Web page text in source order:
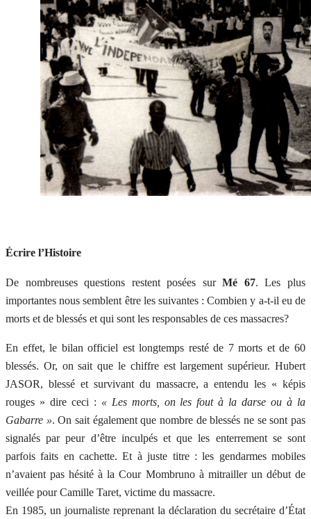
Écrire l’Histoire
De nombreuses questions restent posées surMé 67. Les plus
importantes nous semblent être les suivantes : Combien y a-t-il eu de
morts et de blessés et qui sont les responsables de ces massacres?
En effet, le bilan officiel est longtemps resté de 7 morts et de 60
blessés. Or, on sait que le chiffre est largement supérieur. Hubert
JASOR, blessé et survivant du massacre, a entendu les « képis
rouges » dire ceci : « Les morts, on les fout à la darse ou à la
Gabarre ». On sait également que nombre de blessés ne se sont pas
signalés par peur d’être inculpés et que les enterrement se sont
parfois faits en cachette. Et à juste titre : les gendarmes mobiles
n’avaient pas hésité à la Cour Mombruno à mitrailler un début de
veillée pour Camille Taret, victime du massacre.
En 1985, un journaliste reprenant la déclaration du secrétaire d’État